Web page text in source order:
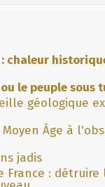
: chaleur
le peuple sous
géologique
Âge à
jadis
: détruire